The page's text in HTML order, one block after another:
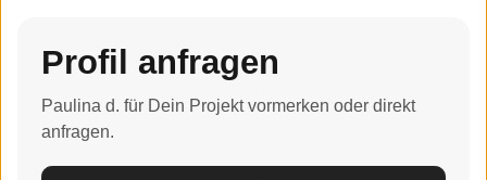
Profil anfragen
Paulina d. für Dein Projekt vormerken oder direkt
anfragen.